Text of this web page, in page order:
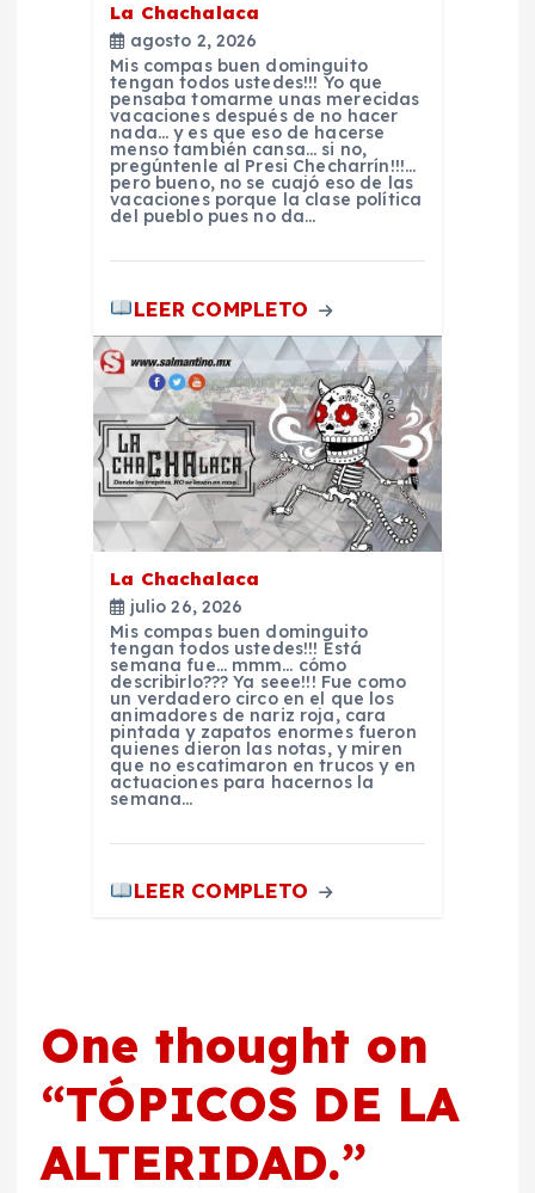
La Chachalaca
agosto 2, 2026
Mis compas buen dominguito
tengan todos ustedes!!! Yo que
pensaba tomarme unas merecidas
vacaciones después de no hacer
nada… y es que eso de hacerse
menso también cansa… si no,
pregúntenle al Presi Checharrín!!!…
pero bueno, no se cuajó eso de las
vacaciones porque la clase política
del pueblo pues no da…
LEER COMPLETO
La Chachalaca
julio 26, 2026
Mis compas buen dominguito
tengan todos ustedes!!! Está
semana fue… mmm… cómo
describirlo??? Ya seee!!! Fue como
un verdadero circo en el que los
animadores de nariz roja, cara
pintada y zapatos enormes fueron
quienes dieron las notas, y miren
que no escatimaron en trucos y en
actuaciones para hacernos la
semana…
LEER COMPLETO
One thought on
“TÓPICOS DE LA
ALTERIDAD.”